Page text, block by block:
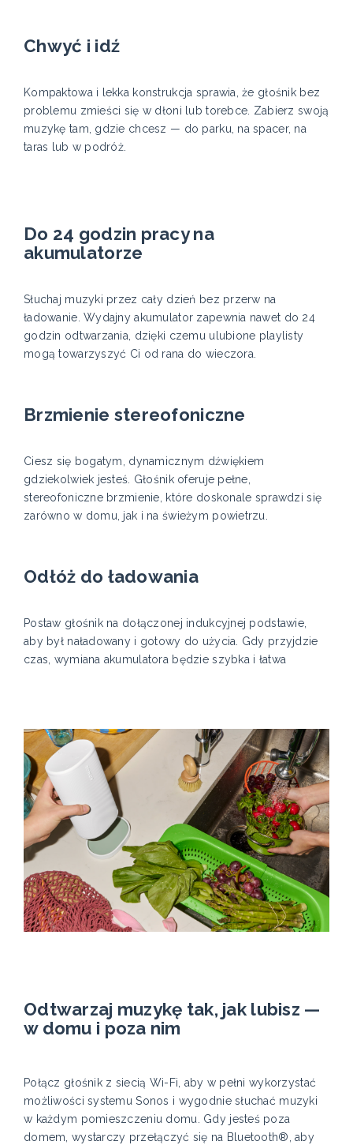
Chwyć i idź
Kompaktowa i lekka konstrukcja sprawia, że głośnik bez
problemu zmieści się w dłoni lub torebce. Zabierz swoją
muzykę tam, gdzie chcesz — do parku, na spacer, na
taras lub w podróż.
Do 24 godzin pracy na
akumulatorze
Słuchaj muzyki przez cały dzień bez przerw na
ładowanie. Wydajny akumulator zapewnia nawet do 24
godzin odtwarzania, dzięki czemu ulubione playlisty
mogą towarzyszyć Ci od rana do wieczora.
Brzmienie stereofoniczne
Ciesz się bogatym, dynamicznym dźwiękiem
gdziekolwiek jesteś. Głośnik oferuje pełne,
stereofoniczne brzmienie, które doskonale sprawdzi się
zarówno w domu, jak i na świeżym powietrzu.
Odłóż do ładowania
Postaw głośnik na dołączonej indukcyjnej podstawie,
aby był naładowany i gotowy do użycia. Gdy przyjdzie
czas, wymiana akumulatora będzie szybka i łatwa
Odtwarzaj muzykę tak, jak lubisz —
w domu i poza nim
Połącz głośnik z siecią Wi-Fi, aby w pełni wykorzystać
możliwości systemu Sonos i wygodnie słuchać muzyki
w każdym pomieszczeniu domu. Gdy jesteś poza
domem, wystarczy przełączyć się na Bluetooth®, aby